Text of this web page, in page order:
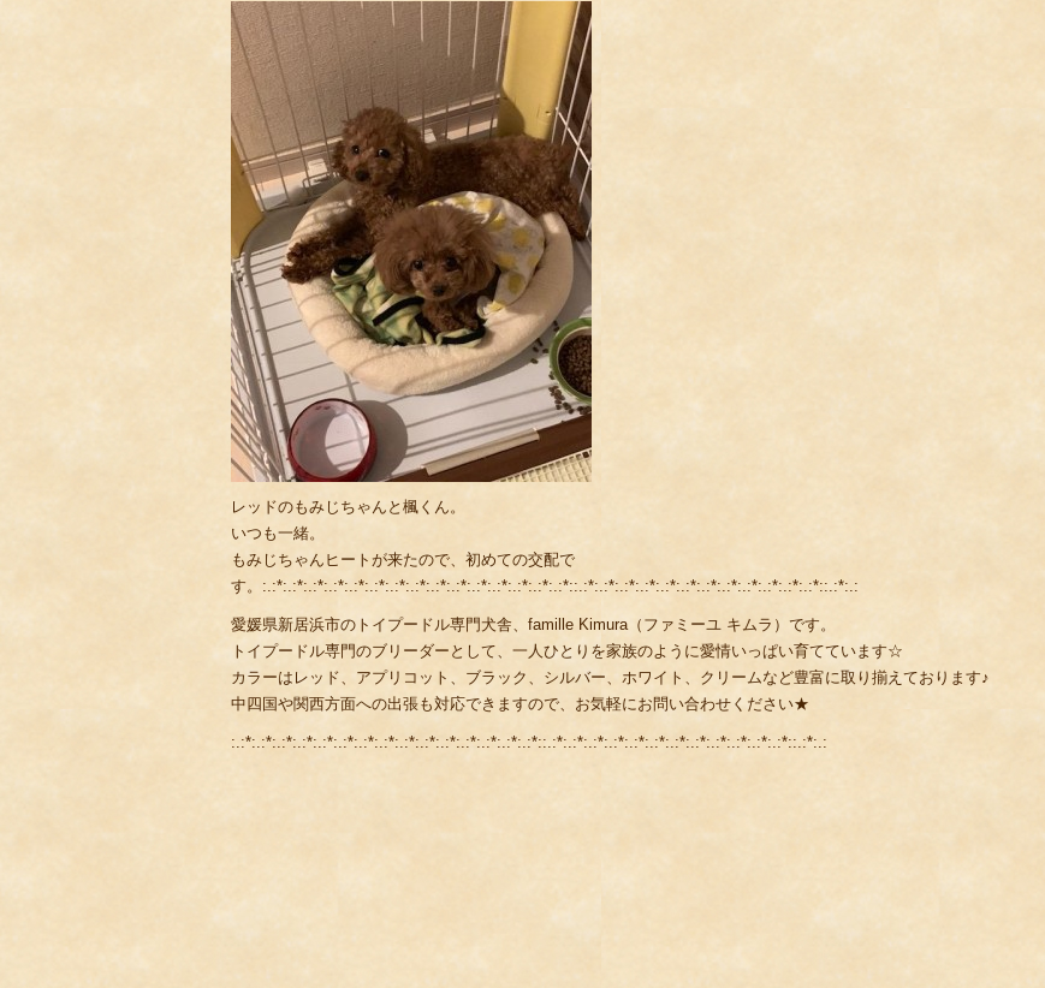
レッドのもみじちゃんと楓くん。
いつも一緒。
もみじちゃんヒートが来たので、初めての交配で
す。:.:*:.:*:.:*:.:*:.:*:.:*:.:*:.:*:.:*:.:*:.:*:.:*:.:*:.:*:.:*::.:*:.:*:.:*:.:*:.:*:.:*:.:*:.:*:.:*:.:*:.:*:.:*::.:*:.:
愛媛県新居浜市のトイプードル専門犬舎、famille Kimura（ファミーユ キムラ）です。
トイプードル専門のブリーダーとして、一人ひとりを家族のように愛情いっぱい育てています☆
カラーはレッド、アプリコット、ブラック、シルバー、ホワイト、クリームなど豊富に取り揃えております♪
中四国や関西方面への出張も対応できますので、お気軽にお問い合わせください★
:.:*:.:*:.:*:.:*:.:*:.:*:.:*:.:*:.:*:.:*:.:*:.:*:.:*:.:*:.:*::.:*:.:*:.:*:.:*:.:*:.:*:.:*:.:*:.:*:.:*:.:*:.:*::.:*:.: